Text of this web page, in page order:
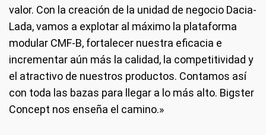
valor. Con la creación de la unidad de negocio Dacia-
Lada, vamos a explotar al máximo la plataforma
modular CMF-B, fortalecer nuestra eficacia e
incrementar aún más la calidad, la competitividad y
el atractivo de nuestros productos. Contamos así
con toda las bazas para llegar a lo más alto. Bigster
Concept nos enseña el camino.»